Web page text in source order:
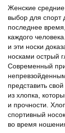
Женские средние
выбор для спорт
последнее
каждого
и эти носки
носками острый
Современный
представить
из хлопка,
и прочности.
спортивный
во время